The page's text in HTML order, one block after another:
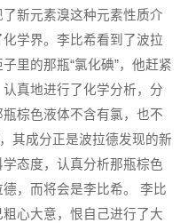
新元素溴这种元素性质介
学界。李比希看到了波拉
里的那瓶“氯化碘”，他赶紧
真地进行了化学分析，分
棕色液体不含有氯，也不
其成分正是波拉德发现的新
态度，认真分析那瓶棕色
，而将会是李比希。 李比
心大意，恨自己进行了大